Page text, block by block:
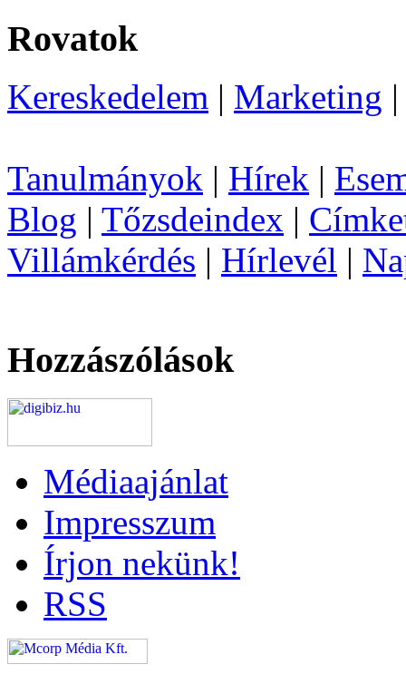
Rovatok
Kereskedelem | Marketing
Tanulmányok | Hírek |
Blog | Tőzsdeindex |
Villámkérdés | Hírlevél |
Hozzászólások
Médiaajánlat
Impresszum
Írjon nekünk!
RSS